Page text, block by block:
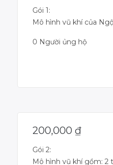
Gói 1:
Mô hình vũ khí của
0 Người ủng hộ
200,000 ₫
Gói 2:
Mô hình vũ khí gồm: 2